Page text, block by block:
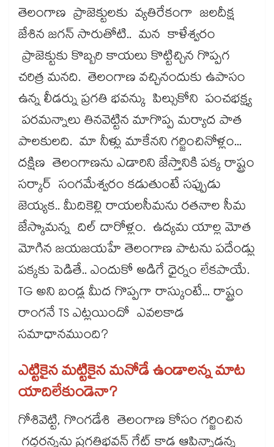
తెలంగాణ ప్రాజెక్టులకు వ్యతిరేకంగా జలదీక్ష
జేశిన జగన్ సారుతోటి.. మన కాళేశ్వరం
ప్రాజెక్టుకు కొబ్బరి కాయలు కొట్టిచ్చిన గొప్పగ
చరిత్ర మనది. తెలంగాణ వచ్చినందుకు ఉపాసం
ఉన్న లీడర్ను ప్రగతి భవన్కు పిల్సుకోని పంచభక్ష్య
పరమన్నాలు తినవెట్టిన మాగొప్ప మర్యాద పాత
పాలకులది. మా నీళ్లు మాకేనని గర్జించినోళ్లం...
దక్షిణ తెలంగాణను ఎడారిని జేస్తానికి పక్క రాష్ట్రం
సర్కార్ సంగమేశ్వరం కడుతుంటే సప్పుడు
జెయ్యక.. మీదికెల్లి రాయలసీమను రతనాల సీమ
జేస్కొమన్న దిల్ దారోళ్లం. ఉద్యమ యాల్ల మోత
మోగిన జయజయహే తెలంగాణ పాటను పదేండ్లు
పక్కకు పెడితే.. ఎందుకో అడిగే ధైర్నం లేకపాయే.
TG అని బండ్ల మీద గొప్పగా రాస్కుంటే... రాష్ట్రం
రాంగనే TS ఎట్లయిందో ఎవలకాడ
సమాధానముంది?
ఎట్టికైన మట్టికైన మనోడే ఉండాలన్న మాట
యాదిలేకుండెనా?
గోశివెట్టి, గొంగడేశి తెలంగాణ కోసం గర్జించిన